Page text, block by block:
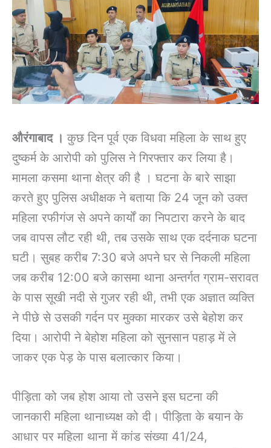
औरंगाबाद । कुछ दिन पूर्व एक विधवा महिला के साथ हुए
दुष्कर्म के आरोपी को पुलिस ने गिरफ्तार कर लिया है।
मामला कसमा थाना क्षेत्र की है । घटना के बारे साझा
करते हुए पुलिस अधीक्षक ने बताया कि 24 जून को उक्त
महिला रफीगंज से अपने कार्यों का निपटारा करने के बाद
जब वापस लौट रही थी, तब उसके साथ एक दर्दनाक घटना
घटी। सुबह करीब 7:30 बजे अपने घर से निकली महिला
जब करीब 12:00 बजे कासमा थाना अन्तर्गत ग्राम-सरावत
के पास सूखी नदी से गुजर रही थी, तभी एक अज्ञात व्यक्ति
ने पीछे से उसकी गर्दन पर मुक्का मारकर उसे बेहोश कर
दिया। आरोपी ने बेहोश महिला को सुनसान पहाड़ में ले
जाकर एक पेड़ के पास बलात्कार किया।
पीड़िता को जब होश आया तो उसने इस घटना की
जानकारी महिला थानाध्यक्ष को दी। पीड़िता के बयान के
आधार पर महिला थाना में कांड संख्या 41/24,